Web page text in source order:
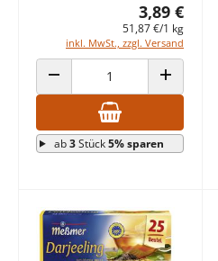
3,89 €
51,87 €/1 kg
inkl. MwSt., zzgl. Versand
ANZAHL VERRINGERN ANZAHL
ab3Stück5% sparen